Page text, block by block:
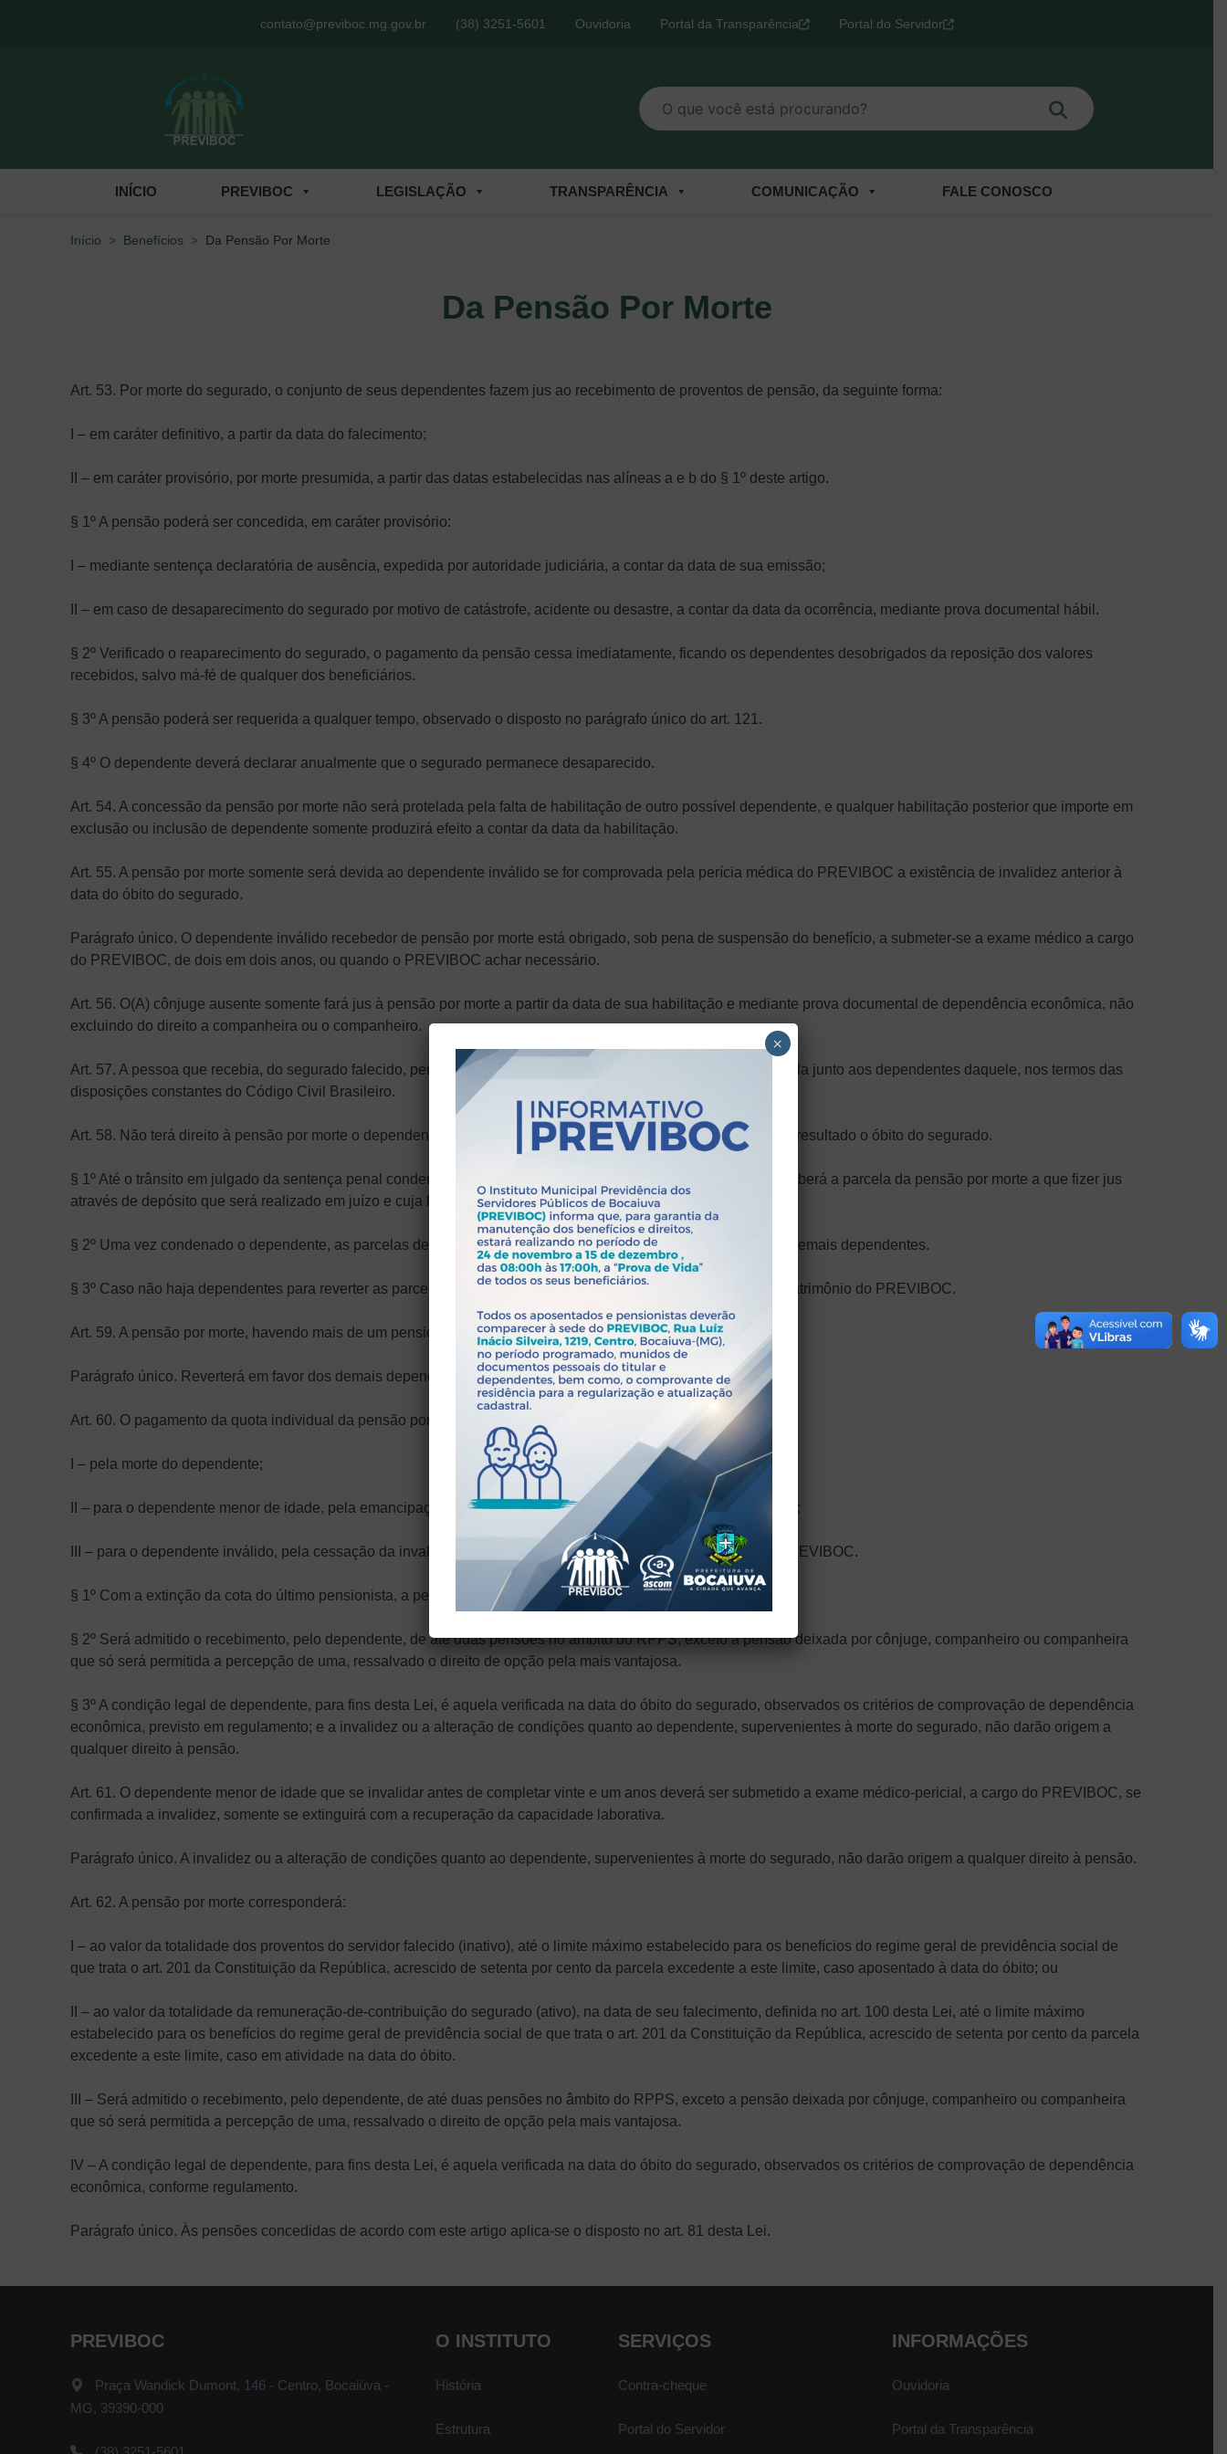
Menu de Acesso Rápidocontato@previboc.mg.gov.br (38) 3251-5601 Ouvidoria Portal da Transparência Portal do Servidor
O que você está procurando? Buscar
INÍCIO PREVIBOC LEGISLAÇÃO TRANSPARÊNCIA COMUNICAÇÃO FALE CONOSCO
Início Benefícios Da Pensão Por Morte
Da Pensão Por Morte
Art. 53. Por morte do segurado, o conjunto de seus dependentes fazem jus ao recebimento de proventos de pensão, da seguinte forma:
I – em caráter definitivo, a partir da data do falecimento;
II – em caráter provisório, por morte presumida, a partir das datas estabelecidas nas alíneas a e b do § 1º deste artigo.
§ 1º A pensão poderá ser concedida, em caráter provisório:
I – mediante sentença declaratória de ausência, expedida por autoridade judiciária, a contar da data de sua emissão;
II – em caso de desaparecimento do segurado por motivo de catástrofe, acidente ou desastre, a contar da data da ocorrência, mediante prova documental hábil.
§ 2º Verificado o reaparecimento do segurado, o pagamento da pensão cessa imediatamente, ficando os dependentes desobrigados da reposição dos valores
recebidos, salvo má-fé de qualquer dos beneficiários.
§ 3º A pensão poderá ser requerida a qualquer tempo, observado o disposto no parágrafo único do art. 121.
§ 4º O dependente deverá declarar anualmente que o segurado permanece desaparecido.
Art. 54. A concessão da pensão por morte não será protelada pela falta de habilitação de outro possível dependente, e qualquer habilitação posterior que importe em
exclusão ou inclusão de dependente somente produzirá efeito a contar da data da habilitação.
Art. 55. A pensão por morte somente será devida ao dependente inválido se for comprovada pela perícia médica do PREVIBOC a existência de invalidez anterior à
data do óbito do segurado.
Parágrafo único. O dependente inválido recebedor de pensão por morte está obrigado, sob pena de suspensão do benefício, a submeter-se a exame médico a cargo
do PREVIBOC, de dois em dois anos, ou quando o PREVIBOC achar necessário.
Art. 56. O(A) cônjuge ausente somente fará jus à pensão por morte a partir da data de sua habilitação e mediante prova documental de dependência econômica, não
excluindo do direito a companheira ou o companheiro.
Art. 57. A pessoa que recebia, do segurado falecido, pensão de alimentos de caráter indenizatório deverá buscá-la junto aos dependentes daquele, nos termos das
disposições constantes do Código Civil Brasileiro.
Art. 58. Não terá direito à pensão por morte o dependente condenado pela prática de crime doloso de que tenha resultado o óbito do segurado.
§ 1º Até o trânsito em julgado da sentença penal condenatória, o dependente indicado no caput deste artigo receberá a parcela da pensão por morte a que fizer jus
através de depósito que será realizado em juízo e cuja liberação se dará após sua absolvição.
§ 2º Uma vez condenado o dependente, as parcelas depositadas em juízo serão liberadas e revertidas para os demais dependentes.
§ 3º Caso não haja dependentes para reverter as parcelas depositadas em juízo, estas serão incorporadas ao patrimônio do PREVIBOC.
Art. 59. A pensão por morte, havendo mais de um pensionista, será rateada entre todos, em partes iguais.
Parágrafo único. Reverterá em favor dos demais dependentes a parte daquele cujo direito à pensão cessar.
Art. 60. O pagamento da quota individual da pensão por morte cessará:
I – pela morte do dependente;
II – para o dependente menor de idade, pela emancipação ou ao completar vinte e um anos, salvo se for inválido;
III – para o dependente inválido, pela cessação da invalidez, verificada em exame médico-pericial a cargo do PREVIBOC.
§ 1º Com a extinção da cota do último pensionista, a pensão por morte será encerrada.
§ 2º Será admitido o recebimento, pelo dependente, de até duas pensões no âmbito do RPPS, exceto a pensão deixada por cônjuge, companheiro ou companheira
que só será permitida a percepção de uma, ressalvado o direito de opção pela mais vantajosa.
§ 3º A condição legal de dependente, para fins desta Lei, é aquela verificada na data do óbito do segurado, observados os critérios de comprovação de dependência
econômica, previsto em regulamento; e a invalidez ou a alteração de condições quanto ao dependente, supervenientes à morte do segurado, não darão origem a
qualquer direito à pensão.
Art. 61. O dependente menor de idade que se invalidar antes de completar vinte e um anos deverá ser submetido a exame médico-pericial, a cargo do PREVIBOC, se
confirmada a invalidez, somente se extinguirá com a recuperação da capacidade laborativa.
Parágrafo único. A invalidez ou a alteração de condições quanto ao dependente, supervenientes à morte do segurado, não darão origem a qualquer direito à pensão.
Art. 62. A pensão por morte corresponderá:
I – ao valor da totalidade dos proventos do servidor falecido (inativo), até o limite máximo estabelecido para os benefícios do regime geral de previdência social de
que trata o art. 201 da Constituição da República, acrescido de setenta por cento da parcela excedente a este limite, caso aposentado à data do óbito; ou
II – ao valor da totalidade da remuneração-de-contribuição do segurado (ativo), na data de seu falecimento, definida no art. 100 desta Lei, até o limite máximo
estabelecido para os benefícios do regime geral de previdência social de que trata o art. 201 da Constituição da República, acrescido de setenta por cento da parcela
excedente a este limite, caso em atividade na data do óbito.
III – Será admitido o recebimento, pelo dependente, de até duas pensões no âmbito do RPPS, exceto a pensão deixada por cônjuge, companheiro ou companheira
que só será permitida a percepção de uma, ressalvado o direito de opção pela mais vantajosa.
IV – A condição legal de dependente, para fins desta Lei, é aquela verificada na data do óbito do segurado, observados os critérios de comprovação de dependência
econômica, conforme regulamento.
Parágrafo único. Às pensões concedidas de acordo com este artigo aplica-se o disposto no art. 81 desta Lei.
PREVIBOC
Praça Wandick Dumont, 146 - Centro, Bocaiúva -
MG, 39390-000
O INSTITUTO
História
Estrutura
SERVIÇOS
Contra-cheque
Portal do Servidor
INFORMAÇÕES
Ouvidoria
Portal da Transparência
×